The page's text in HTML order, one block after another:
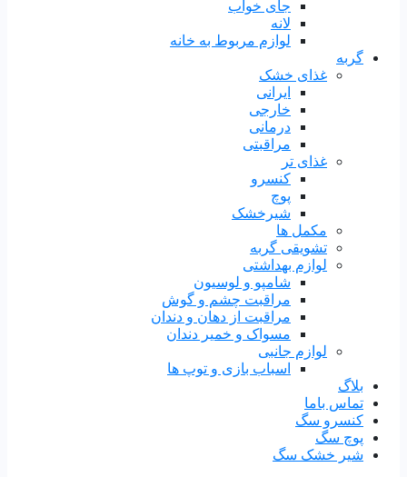
جای خواب
لانه
لوازم مربوط به خانه
گربه
غذای خشک
ایرانی
خارجی
درمانی
مراقبتی
غذای تر
کنسرو
پوچ
شیرخشک
مکمل ها
تشویقی گربه
لوازم بهداشتی
شامپو و لوسیون
مراقبت چشم و گوش
مراقبت از دهان و دندان
مسواک و خمیر دندان
لوازم جانبی
اسباب بازی و توپ ها
بلاگ
تماس باما
کنسرو سگ
پوچ سگ
شیر خشک سگ